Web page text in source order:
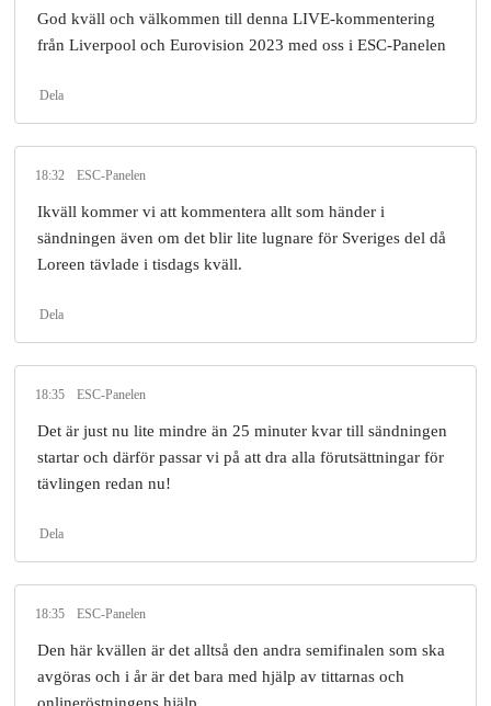
God kväll och välkommen till denna LIVE-kommentering
från Liverpool och Eurovision 2023 med oss i ESC-Panelen
Dela
18:32 ESC-Panelen
Ikväll kommer vi att kommentera allt som händer i
sändningen även om det blir lite lugnare för Sveriges del då
Loreen tävlade i tisdags kväll.
Dela
18:35 ESC-Panelen
Det är just nu lite mindre än 25 minuter kvar till sändningen
startar och därför passar vi på att dra alla förutsättningar för
tävlingen redan nu!
Dela
18:35 ESC-Panelen
Den här kvällen är det alltså den andra semifinalen som ska
avgöras och i år är det bara med hjälp av tittarnas och